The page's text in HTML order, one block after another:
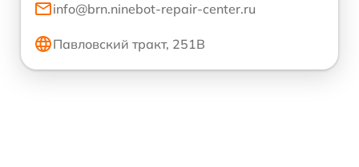
info@brn.ninebot-repair-center.ru
Павловский тракт, 251В